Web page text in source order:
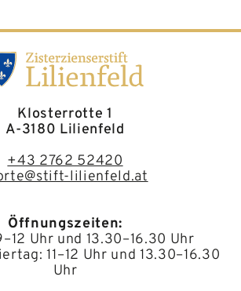
Klosterrotte 1
A-3180 Lilienfeld
+43 2762 52420
lilienfeld.at
Öffnungszeiten:
Uhr und 13.30–16.30 Uhr
11–12 Uhr und 13.30–16.30
Uhr